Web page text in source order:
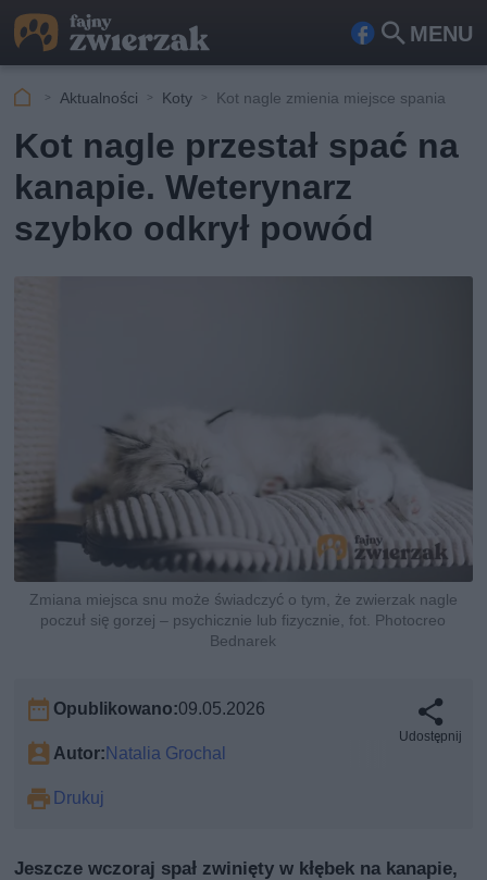
MENU
Fa
ook
Szu
Aktualności Koty Kot nagle zmienia miejsce spania
Kot nagle przestał spać na
kanapie. Weterynarz
szybko odkrył powód
Zmiana miejsca snu może świadczyć o tym, że zwierzak nagle
poczuł się gorzej – psychicznie lub fizycznie, fot. Photocreo
Bednarek
Opublikowano:09.05.2026
Autor:Natalia Grochal
Drukuj
Udostępnij
Jeszcze wczoraj spał zwinięty w kłębek na kanapie,